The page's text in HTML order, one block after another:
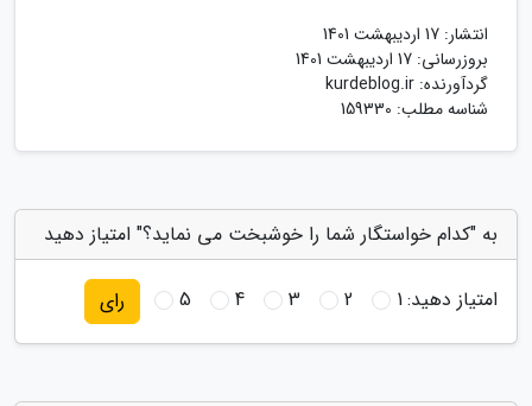
انتشار: 17 اردیبهشت 1401
بروزرسانی: 17 اردیبهشت 1401
گردآورنده: kurdeblog.ir
شناسه مطلب: 159330
به "کدام خواستگار شما را خوشبخت می نماید؟" امتیاز دهید
امتیاز دهید:1
2
3
4
5 رای